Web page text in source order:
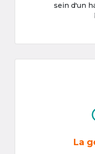
sein d'un
La